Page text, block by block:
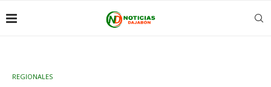
REGIONALES